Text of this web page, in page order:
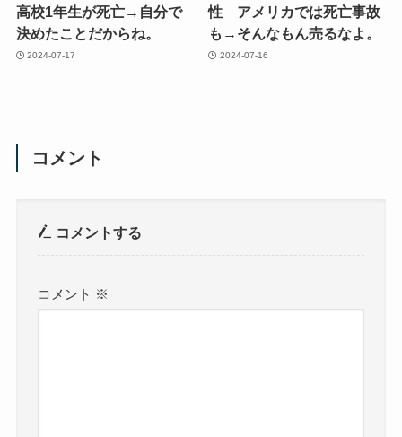
高校1年生が死亡→自分で
決めたことだからね。
2024-07-17
性 アメリカでは死亡事故
も→そんなもん売るなよ。
2024-07-16
コメント
コメントする
コメント ※